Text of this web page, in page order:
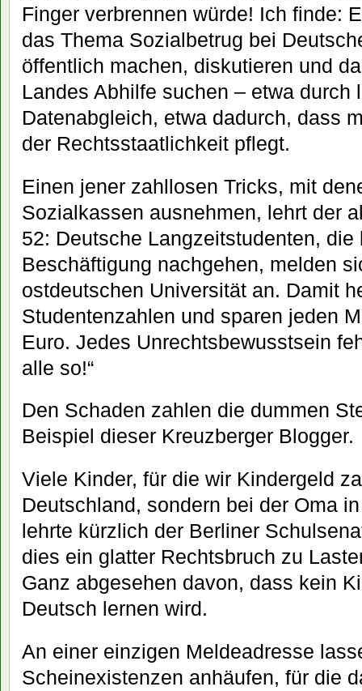
Finger verbrennen würde! Ich finde:
das Thema Sozialbetrug bei
öffentlich machen, diskutieren und
Landes Abhilfe suchen – etwa durch
Datenabgleich, etwa dadurch, dass
der Rechtsstaatlichkeit pflegt.
Einen jener zahllosen Tricks, mit
Sozialkassen ausnehmen, lehrt der
52: Deutsche Langzeitstudenten,
Beschäftigung nachgehen, melden
ostdeutschen Universität an. Damit
Studentenzahlen und sparen jeden
Euro. Jedes Unrechtsbewusstsein
alle so!“
Den Schaden zahlen die dummen
Beispiel dieser Kreuzberger Blogger.
Viele Kinder, für die wir Kindergeld
Deutschland, sondern bei der Oma
lehrte kürzlich der Berliner
dies ein glatter Rechtsbruch zu
Ganz abgesehen davon, dass kein
Deutsch lernen wird.
An einer einzigen Meldeadresse
Scheinexistenzen anhäufen, für die